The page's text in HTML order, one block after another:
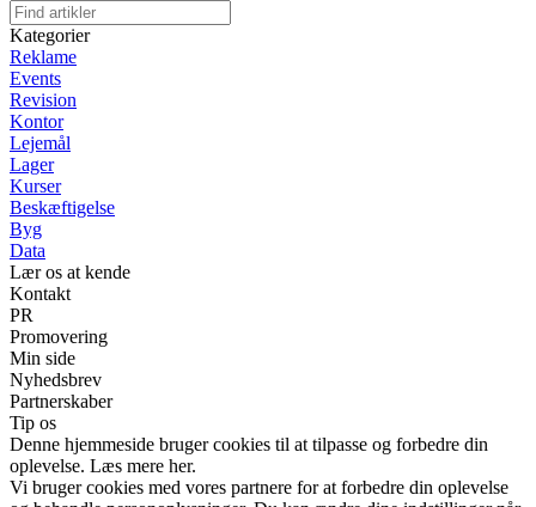
Kategorier
Reklame
Events
Revision
Kontor
Lejemål
Lager
Kurser
Beskæftigelse
Byg
Data
Lær os at kende
Kontakt
PR
Promovering
Min side
Nyhedsbrev
Partnerskaber
Tip os
Denne hjemmeside bruger cookies til at tilpasse og forbedre din
oplevelse. Læs mere her.
Vi bruger cookies med vores partnere for at forbedre din oplevelse